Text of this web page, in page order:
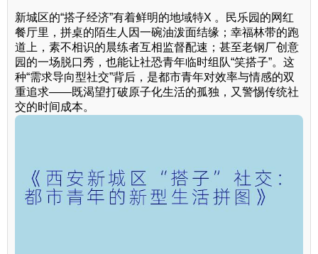
新城区的“搭子经济”有着鲜明的地域特X 。民乐园的网红
餐厅里，拼桌的陌生人因一碗油泼面结缘；幸福林带的跑
道上，素不相识的晨练者互相监督配速；甚至老钢厂创意
园的一场脱口秀，也能让社恐青年临时组队“笑搭子”。这
种“需求导向型社交”背后，是都市青年对效率与情感的双
重追求——既渴望打破原子化生活的孤独，又警惕传统社
交的时间成本。